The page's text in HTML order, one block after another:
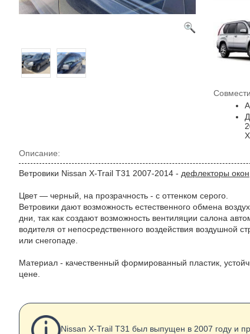
Описание:
Ветровики Nissan X-Trail T31 2007-2014 - дефлекторы окон
Цвет — черный, на прозрачность - с оттенком серого.
Ветровики дают возможность естественного обмена
дни, так как создают возможность вентиляции салона
водителя от непосредственного воздействия воздушной
или снегопаде.
Материал - качественный формированный пластик,
цене.
Nissan X-Trail T31 был выпущен в 2007 году и